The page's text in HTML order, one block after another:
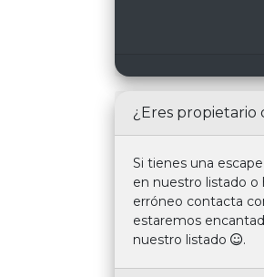
¿Eres propietario
Si tienes una
en nuestro listado o
erróneo contacta
estaremos
nuestro listado
.